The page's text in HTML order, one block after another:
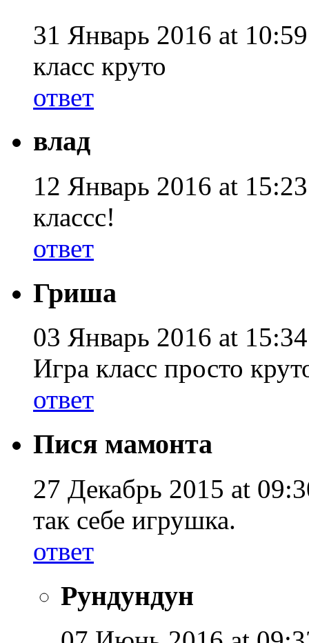
31 Январь 2016 at
класс круто
ответ
влад
12 Январь 2016 at
классс!
ответ
Гриша
03 Январь 2016 at
Игра класс просто
ответ
Пися мамонта
27 Декабрь 2015 at
так себе игрушка.
ответ
Рундундун